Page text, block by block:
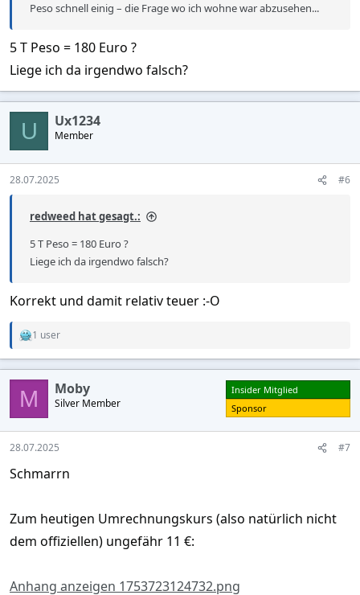
Peso schnell einig – die Frage wo ich wohne war abzusehen...
5 T Peso = 180 Euro ?
Liege ich da irgendwo falsch?
U Ux1234
Member
28.07.2025 #6
redweed hat gesagt.:
5 T Peso = 180 Euro ?
Liege ich da irgendwo falsch?
Korrekt und damit relativ teuer :-O
R
a
c
t
o
n
s
1 user
M Moby
Silver Member
Insider Mitglied
Sponsor
28.07.2025 #7
Schmarrn
Zum heutigen Umrechnungskurs (also natürlich nicht
dem offiziellen) ungefähr 11 €:
Anhang anzeigen 1753723124732.png